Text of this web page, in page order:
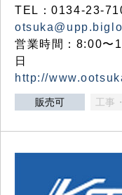
TEL：0134-23-
営業時間：8:00〜
日
http://
販売可 工事